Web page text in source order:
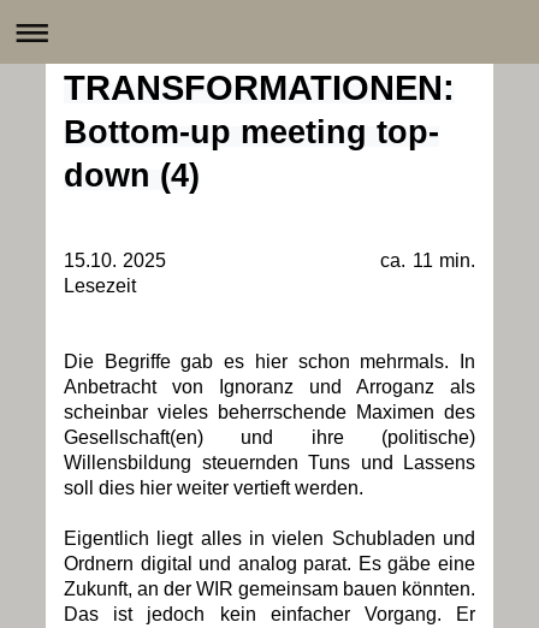
TRANSFORMATIONEN:
Bottom-up meeting top-
down (4)
15.10. 2025 ca. 11 min.
Lesezeit
Die Begriffe gab es hier schon mehrmals. In
Anbetracht von Ignoranz und Arroganz als
scheinbar vieles beherrschende Maximen des
Gesellschaft(en) und ihre (politische)
Willensbildung steuernden Tuns und Lassens
soll dies hier weiter vertieft werden.
Eigentlich liegt alles in vielen Schubladen und
Ordnern digital und analog parat. Es gäbe eine
Zukunft, an der WIR gemeinsam bauen könnten.
Das ist jedoch kein einfacher Vorgang. Er